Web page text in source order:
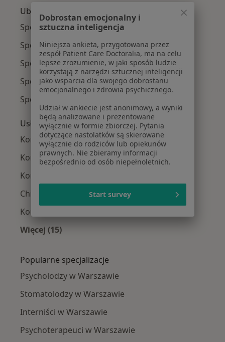
Ubezpieczyciele w Warszawie
Specjaliści z Medicover w Warszawie
Specjaliści z LUX MED w Warszawie
Specjaliści z PZU Zdrowie w Warszawie
Specjaliści z NFZ w Warszawie
Specjaliści z Enel-med w Warszawie
Usługi w Warszawie
Konsultacja stomatologiczna w Warszawie
Konsultacja implantologiczna w Warszawie
Konsultacja protetyczna w Warszawie
Chirurgia stomatologiczna w Warszawie
Konsultacja ortodontyczna w Warszawie
Więcej (15)
Popularne specjalizacje
Psycholodzy w Warszawie
Stomatolodzy w Warszawie
Interniści w Warszawie
Psychoterapeuci w Warszawie
Dobrostan emocjonalny i
sztuczna inteligencja
Niniejsza ankieta, przygotowana przez
zespół Patient Care Doctoralia, ma na celu
lepsze zrozumienie, w jaki sposób ludzie
korzystają z narzędzi sztucznej inteligencji
jako wsparcia dla swojego dobrostanu
emocjonalnego i zdrowia psychicznego.
Udział w ankiecie jest anonimowy, a wyniki
będą analizowane i prezentowane
wyłącznie w formie zbiorczej. Pytania
dotyczące nastolatków są skierowane
wyłącznie do rodziców lub opiekunów
prawnych. Nie zbieramy informacji
bezpośrednio od osób niepełnoletnich.
Start survey